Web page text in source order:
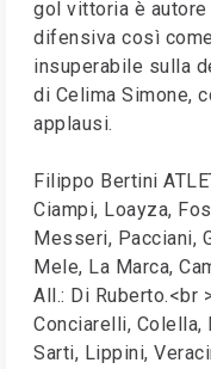
gol vittoria è
difensiva così
insuperabile sulla
di Celima Simone,
applausi.
Filippo Bertini
Ciampi, Loayza,
Messeri, Pacciani,
Mele, La Marca,
All.: Di Ruberto.<br
Conciarelli, Colella,
Sarti, Lippini,